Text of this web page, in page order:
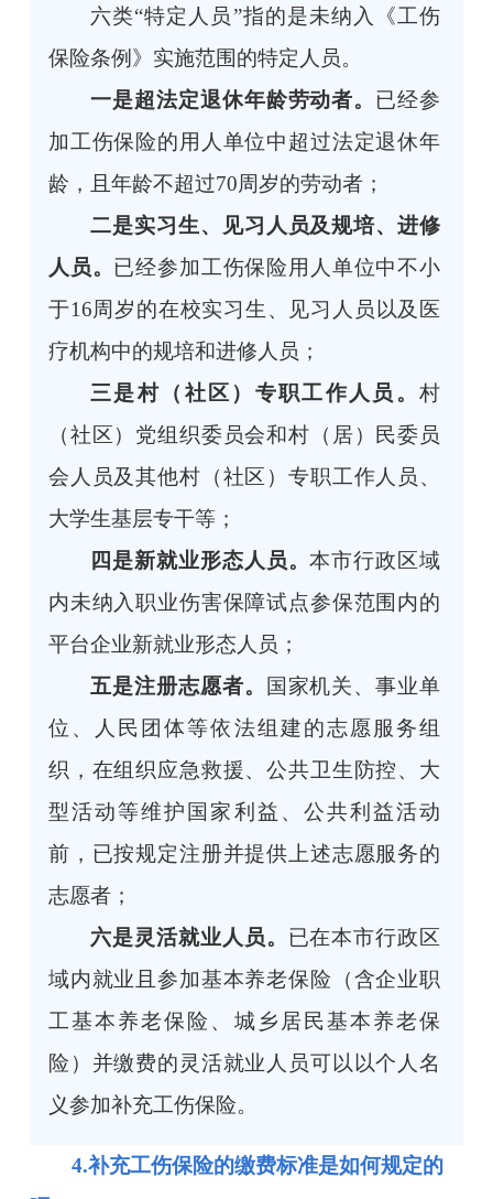
六类“特定人员”指的是未纳入《工伤
保险条例》实施范围的特定人员。
一是超法定退休年龄劳动者。 已经参
加工伤保险的用人单位中超过法定退休年
龄，且年龄不超过70周岁的劳动者；
二是实习生、见习人员及规培、进修
人员。 已经参加工伤保险用人单位中不小
于16周岁的在校实习生、见习人员以及医
疗机构中的规培和进修人员；
三是村（社区）专职工作人员。村
（社区）党组织委员会和村（居）民委员
会人员及其他村（社区）专职工作人员、
大学生基层专干等；
四是新就业形态人员。本市行政区域
内未纳入职业伤害保障试点参保范围内的
平台企业新就业形态人员；
五是注册志愿者。
国家机关、事业单
位、人民团体等依法组建的志愿服务组
织，在组织应急救援、公共卫生防控、大
型活动等维护国家利益、公共利益活动
前，已按规定注册并提供上述志愿服务的
志愿者；
六是灵活就业人员。 已在本市行政区
域内就业且参加基本养老保险（含企业职
工基本养老保险、城乡居民基本养老保
险）并缴费的灵活就业人员可以以个人名
义参加补充工伤保险。
4.补充工伤保险的缴费标准是如何规定的